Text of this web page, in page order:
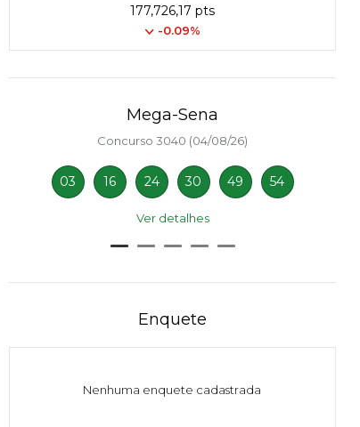
177,726,17 pts
-0.09%
Mega-Sena
Concurso 3040 (04/08/26)
03 16 24 30 49 54
Ver detalhes
Enquete
Nenhuma enquete cadastrada